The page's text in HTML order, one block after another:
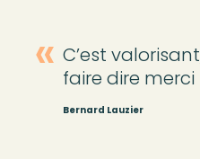
C’est
faire dire
Bernard Lauzier